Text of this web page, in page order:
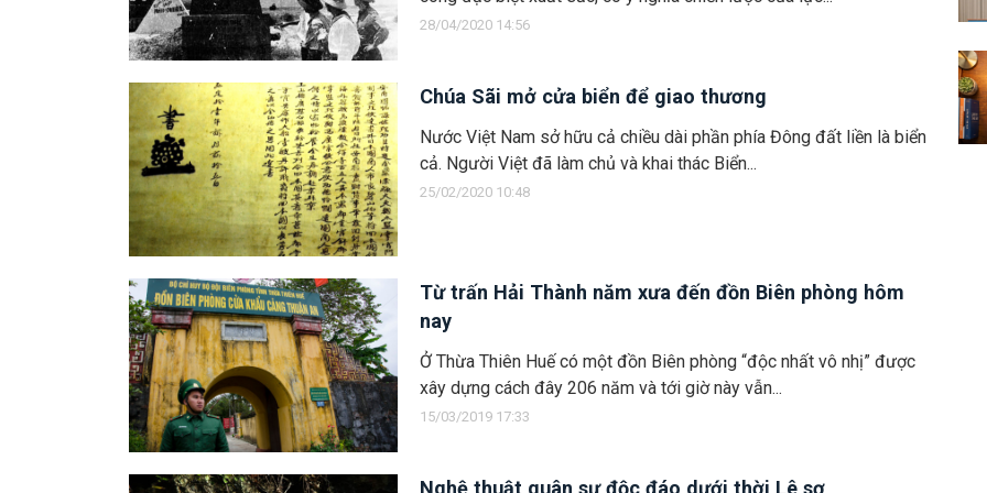
28/04/2020 14:56
Chúa Sãi mở cửa biển để giao thương
Nước Việt Nam sở hữu cả chiều dài phần phía Đông đất liền là biển
cả. Người Việt đã làm chủ và khai thác Biển...
25/02/2020 10:48
Từ trấn Hải Thành năm xưa đến đồn Biên phòng hôm
nay
Ở Thừa Thiên Huế có một đồn Biên phòng “độc nhất vô nhị” được
xây dựng cách đây 206 năm và tới giờ này vẫn...
15/03/2019 17:33
Nghệ thuật quân sự độc đáo dưới thời Lê sơ